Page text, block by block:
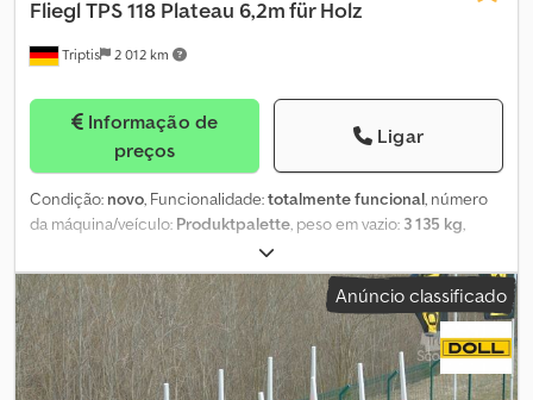
Triptis 2 012 km
FlieglTPS 118 Plateau 6,2m für Holz
Informação de
preços
Ligar
Condição: novo, Funcionalidade:totalmente funcional, número
da máquina/veículo: Produktpalette, peso em vazio: 3 135 kg,
8 665 kg, peso total:
configuração de eixo:2 eixos, comprimento do espaço de carga:
6 200 mm, largura do espaço de carga:2 480 mm, comprimento
total:8 350 mm, largura total:2 550 mm , suspensão: aço, tamanho
do pneu:235/75 R17,5", estado dos pneus: 100 percentagem,
Solução de transporte sob medida Configure o seu veículo Fliegl
Anúncio classificado